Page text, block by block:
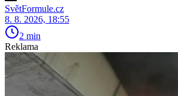
SvětFormule.cz
8. 8. 2026, 18:55
2 min
Reklama